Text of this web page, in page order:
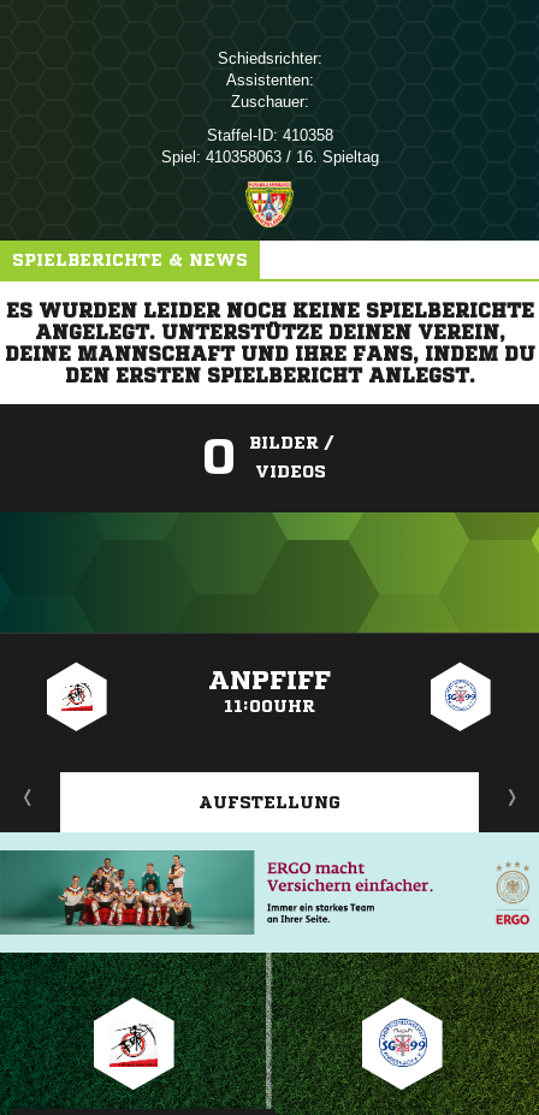
Schiedsrichter:
Assistenten:
Zuschauer:
Staffel-ID: 410358
Spiel: 410358063 / 16. Spieltag
SPIELBERICHTE & NEWS
ES WURDEN LEIDER NOCH KEINE SPIELBERICHTE
ANGELEGT. UNTERSTÜTZE DEINEN VEREIN,
DEINE MANNSCHAFT UND IHRE FANS, INDEM DU
DEN ERSTEN SPIELBERICHT ANLEGST.
0
BILDER /
VIDEOS
ANPFIFF
11:00UHR
AUFSTELLUNG